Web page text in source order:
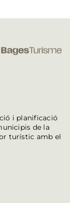
i planificació
de la
turístic amb el